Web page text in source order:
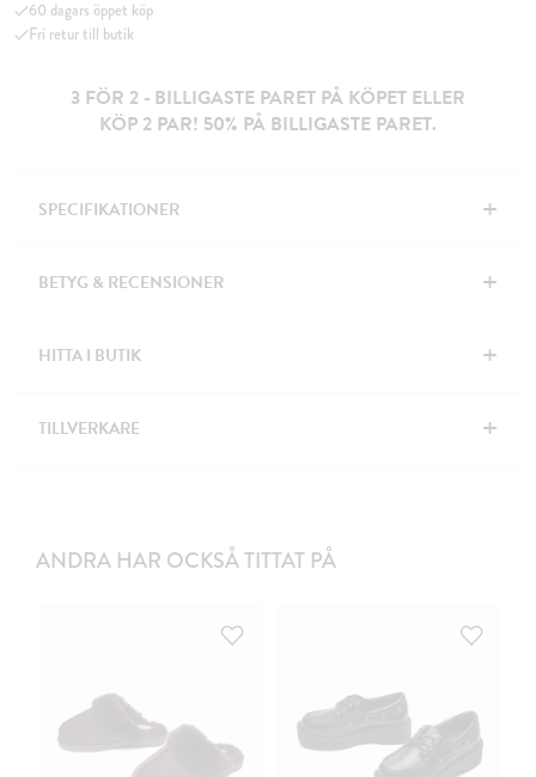
60 dagars öppet köp
Fri retur till butik
3 FÖR 2 - BILLIGASTE PARET PÅ KÖPET ELLER
KÖP 2 PAR! 50% PÅ BILLIGASTE PARET.
SPECIFIKATIONER +
BETYG & RECENSIONER +
HITTA I BUTIK +
TILLVERKARE +
ANDRA HAR OCKSÅ TITTAT PÅ